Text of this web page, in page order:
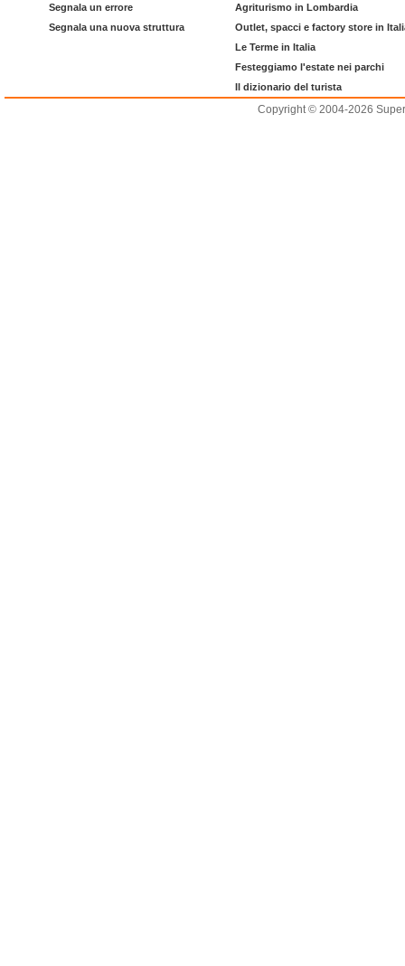
Segnala un errore
Segnala una nuova struttura
Agriturismo in Lombardia
Outlet, spacci e factory store in
Le Terme in Italia
Festeggiamo l'estate nei parchi
Il dizionario del turista
Copyright © 2004-2026